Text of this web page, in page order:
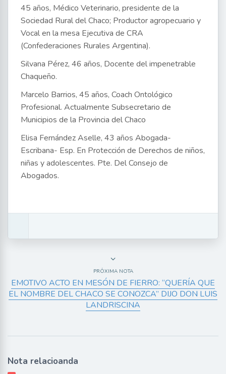
45 años, Médico Veterinario, presidente de la
Sociedad Rural del Chaco; Productor agropecuario y
Vocal en la mesa Ejecutiva de CRA
(Confederaciones Rurales Argentina).
Silvana Pérez, 46 años, Docente del impenetrable
Chaqueño.
Marcelo Barrios, 45 años, Coach Ontológico
Profesional. Actualmente Subsecretario de
Municipios de la Provincia del Chaco
Elisa Fernández Aselle, 43 años Abogada-
Escribana- Esp. En Protección de Derechos de niños,
niñas y adolescentes. Pte. Del Consejo de
Abogados.
PRÓXIMA NOTA
EMOTIVO ACTO EN MESÓN DE FIERRO: “QUERÍA QUE
EL NOMBRE DEL CHACO SE CONOZCA” DIJO DON LUIS
LANDRISCINA
Nota relacioanda